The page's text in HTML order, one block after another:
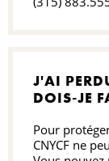
J'AI
DOIS-JE
Pour
CNYCF ne